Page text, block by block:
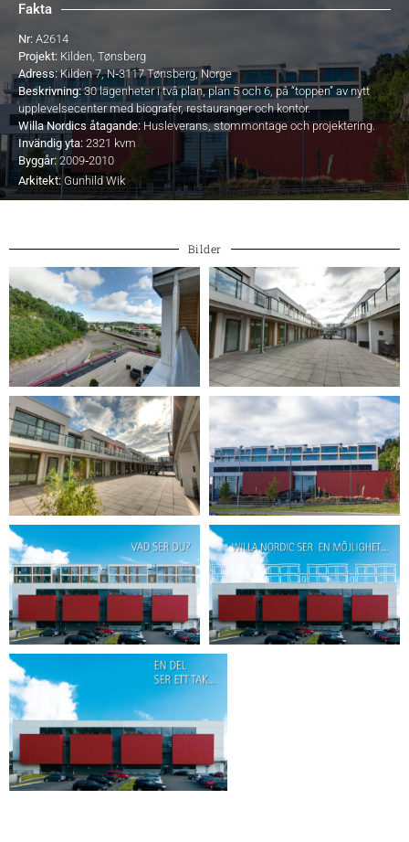
Fakta
Nr: A2614
Projekt: Kilden, Tønsberg
Adress:Kilden 7, N‐3117 Tønsberg, Norge
Beskrivning:30 lägenheter i två plan, plan 5 och 6, på “toppen” av nytt
upplevelsecenter med biografer, restauranger och kontor.
Willa Nordics åtagande:Husleverans, stommontage och projektering.
Invändig yta: 2321 kvm
Byggår:2009‐2010
Arkitekt: Gunhild Wik
Bilder